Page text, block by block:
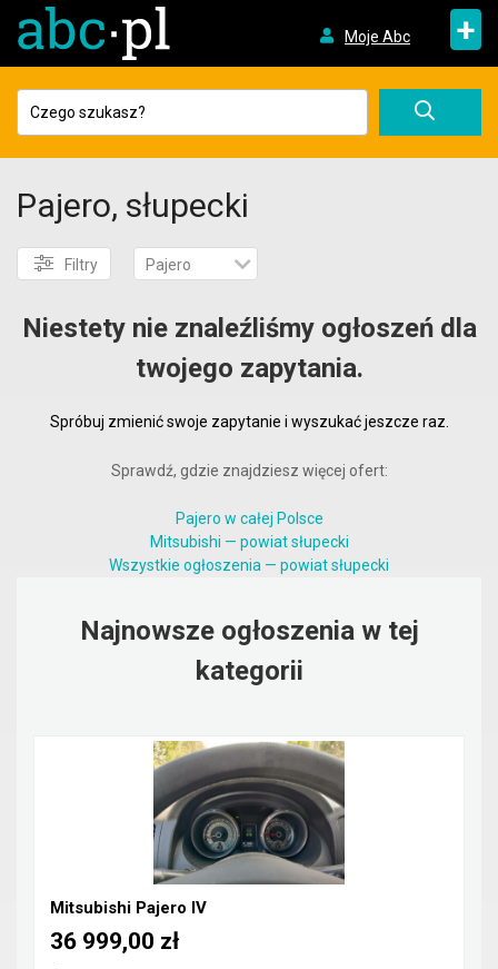
Moje Abc +
Pajero, słupecki
Filtry Pajero
Niestety nie znaleźliśmy ogłoszeń dla
twojego zapytania.
Spróbuj zmienić swoje zapytanie i wyszukać jeszcze raz.
Sprawdź, gdzie znajdziesz więcej ofert:
Pajero w całej Polsce
Mitsubishi — powiat słupecki
Wszystkie ogłoszenia — powiat słupecki
Najnowsze ogłoszenia w tej
kategorii
Mitsubishi Pajero IV
36 999,00 zł